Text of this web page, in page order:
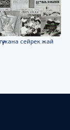
жана сейрек жай